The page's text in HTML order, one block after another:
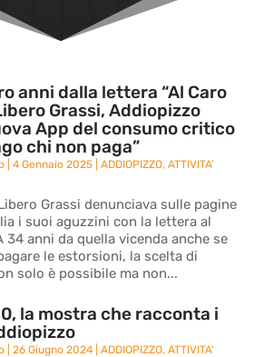
anni dalla lettera “Al Caro
Grassi, Addiopizzo
App del consumo critico
chi non paga”
|4 Gennaio 2025 |ADDIOPIZZO,ATTIVITA'
Grassi denunciava sulle pagine
i suoi aguzzini con la lettera al
34 anni da quella vicenda anche se
le estorsioni, la scelta di
solo è possibile ma non...
la mostra che racconta i
|26 Giugno 2024 |ADDIOPIZZO,ATTIVITA'